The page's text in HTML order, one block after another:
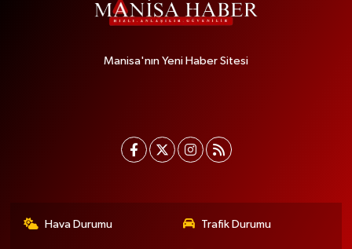
Manisa'nın Yeni Haber Sitesi
Hava Durumu Trafik Durumu